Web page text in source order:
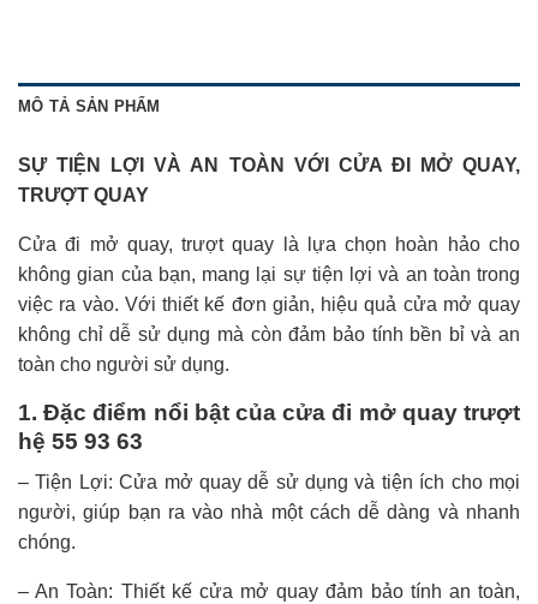
MÔ TẢ SẢN PHẨM
SỰ TIỆN LỢI VÀ AN TOÀN VỚI CỬA ĐI MỞ QUAY,
TRƯỢT QUAY
Cửa đi mở quay, trượt quay là lựa chọn hoàn hảo cho
không gian của bạn, mang lại sự tiện lợi và an toàn trong
việc ra vào. Với thiết kế đơn giản, hiệu quả cửa mở quay
không chỉ dễ sử dụng mà còn đảm bảo tính bền bỉ và an
toàn cho người sử dụng.
1. Đặc điểm nổi bật của cửa đi mở quay trượt
hệ 55 93 63
– Tiện Lợi: Cửa mở quay dễ sử dụng và tiện ích cho mọi
người, giúp bạn ra vào nhà một cách dễ dàng và nhanh
chóng.
– An Toàn: Thiết kế cửa mở quay đảm bảo tính an toàn,